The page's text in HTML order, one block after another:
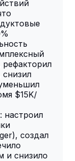
$15K/
настроил
создал
и снизило